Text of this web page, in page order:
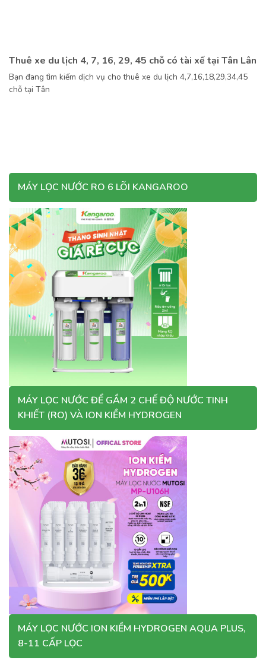
Thuê xe du lịch 4, 7, 16, 29, 45 chỗ có tài xế tại Tân Lân
Bạn đang tìm kiếm dịch vụ cho thuê xe du lịch 4,7,16,18,29,34,45
chỗ tại Tân
MÁY LỌC NƯỚC RO 6 LÕI KANGAROO
MÁY LỌC NƯỚC ĐỂ GẦM 2 CHẾ ĐỘ NƯỚC TINH
KHIẾT (RO) VÀ ION KIỀM HYDROGEN
MÁY LỌC NƯỚC ION KIỀM HYDROGEN AQUA PLUS,
8-11 CẤP LỌC